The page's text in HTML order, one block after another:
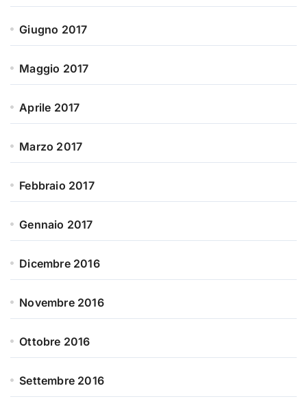
Giugno 2017
Maggio 2017
Aprile 2017
Marzo 2017
Febbraio 2017
Gennaio 2017
Dicembre 2016
Novembre 2016
Ottobre 2016
Settembre 2016